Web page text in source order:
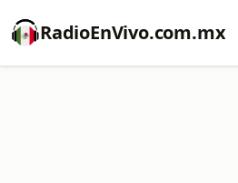
RadioEnVivo.com.mx